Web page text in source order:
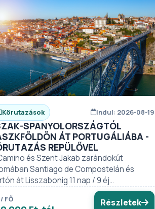
Körutazások Indul: 2026-08-19
SPANYOLORSZÁGTÓL
ÁT PORTUGÁLIÁBA -
REPÜLŐVEL
és Szent Jakab zarándokút
Santiago de Compostelán és
át Lisszabonig 11 nap / 9 éj...
FŐ Részletek